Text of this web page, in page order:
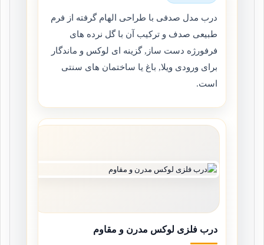
درب مدل صدفی با طراحی الهام گرفته از فرم
طبیعی صدف و ترکیب آن با گل نرده های
فرفورژه دست ساز, گزینه ای لوکس و ماندگار
برای ورودی ویلا, باغ یا ساختمان های سنتی
است.
درب فلزی لوکس مدرن و مقاوم